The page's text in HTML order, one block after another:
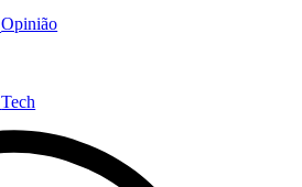
Opinião
Tech